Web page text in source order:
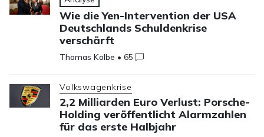
Wie die Yen-Intervention der USA
Deutschlands Schuldenkrise
verschärft
Thomas Kolbe •65
Volkswagenkrise
2,2 Milliarden Euro Verlust: Porsche-
Holding veröffentlicht Alarmzahlen
für das erste Halbjahr